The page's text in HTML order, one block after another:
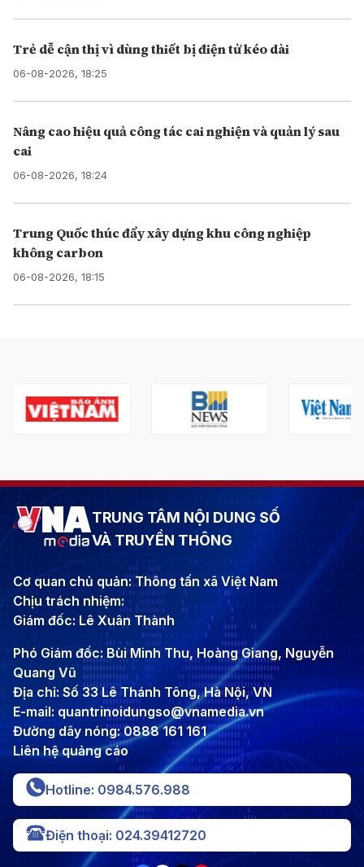
Trẻ dễ cận thị vì dùng thiết bị điện tử kéo dài
06-08-2026, 18:25
Nâng cao hiệu quả công tác cai nghiện và quản lý sau
cai
06-08-2026, 18:24
Trung Quốc thúc đẩy xây dựng khu công nghiệp
không carbon
06-08-2026, 18:15
TRUNG TÂM NỘI DUNG SỐ
VÀ TRUYỀN THÔNG
Cơ quan chủ quản: Thông tấn xã Việt Nam
Chịu trách nhiệm:
Giám đốc: Lê Xuân Thành
Phó Giám đốc: Bùi Minh Thu, Hoàng Giang, Nguyễn
Quang Vũ
Địa chỉ: Số 33 Lê Thánh Tông, Hà Nội, VN
E-mail: quantrinoidungso@vnamedia.vn
Đường dây nóng: 0888 161 161
Liên hệ quảng cáo
Hotline: 0984.576.988
Điện thoại: 024.39412720